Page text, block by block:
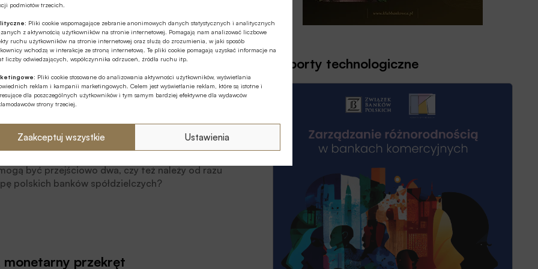
podmiotów trzecich.
Pliki cookie wspomagające zebranie anonimowych danych statystycznych i analitycznych
z aktywnością użytkowników na stronie internetowej. Pomagają nam analizować liczbowe
ruchu użytkowników na stronie internetowej oraz służą do zrozumienia, w jaki sposób
wchodzą w interakcje ze stroną internetową. Te pliki cookie pomagają uzyskać informacje na
liczby odwiedzających, współczynnika odrzuceń, źródła ruchu itp.
Pliki cookie stosowane do analizowania aktywności użytkowników, wyświetlania
reklam i kampanii marketingowych. Celem jest wyświetlanie reklam, które są istotne i
dla poszczególnych użytkowników i tym samym bardziej efektywne dla wydawców
strony trzeciej.
Zaakceptuj wszystkie Ustawienia
nie my – to kto, jeśli nie teraz – to
być przejściowo dwa, czy też należy od razu
polskich banków spółdzielczych?
monetarny przekręt
Raporty technologiczne